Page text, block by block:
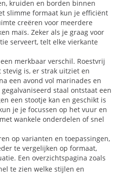
kruiden en borden binnen
slimme formaat kun je efficiënt
creëren voor meerdere
maïs. Zeker als je graag voor
serveert, telt elke vierkante
merkbaar verschil. Roestvrij
is, er strak uitziet en
een avond vol marinades en
staal ontstaat een
een stootje kan en geschikt is
je je focussen op het vuur en
wankele onderdelen of snel
op varianten en toepassingen,
te vergelijken op formaat,
Een overzichtspagina zoals
te zien welke stijlen en